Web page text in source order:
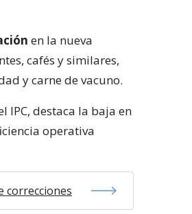
en la nueva
cafés y similares,
y carne de vacuno.
IPC, destaca la baja en
operativa
correcciones